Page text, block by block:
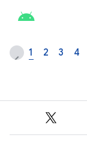
1 2 3 4